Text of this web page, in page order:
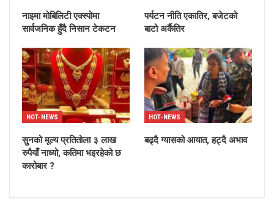
नाइमा मोबिलिटी एक्स्पोमा
सार्वजनिक हुँदै निसान टेकटन
पर्यटन नीति एकातिर, बजेटको
बाटो अर्कैतिर
HOT-NEWS
सुनको मूल्य प्रतितोला ३ लाख
रुपैयाँ नाध्यो, कतिमा भइरहेको छ
कारोबार ?
HOT-NEWS
बढ्दै ग्यासको आयात, हट्दै अभाव